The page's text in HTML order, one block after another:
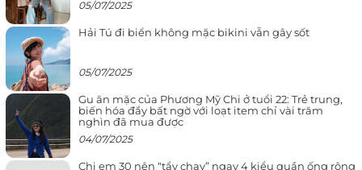
05/07/2025
Hải Tú đi biển không mặc bikini vẫn gây sốt
05/07/2025
Gu ăn mặc của Phương Mỹ Chi ở tuổi 22: Trẻ trung,
biến hóa đầy bất ngờ với loạt item chỉ vài trăm
nghìn đã mua được
04/07/2025
Chị em 30 nên “tẩy chay” ngay 4 kiểu quần ống rộng